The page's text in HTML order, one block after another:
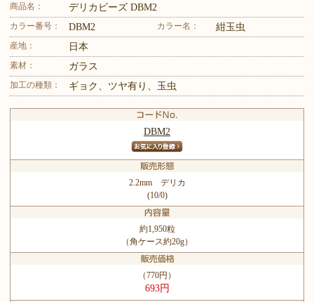
商品名： デリカビーズ DBM2
カラー番号： DBM2 カラー名： 紺玉虫
産地： 日本
素材： ガラス
加工の種類： ギョク、ツヤ有り、玉虫
DBM2
2.2mm デリカ
(10/0)
約1,950粒
（角ケース約20g）
（770円）
693円